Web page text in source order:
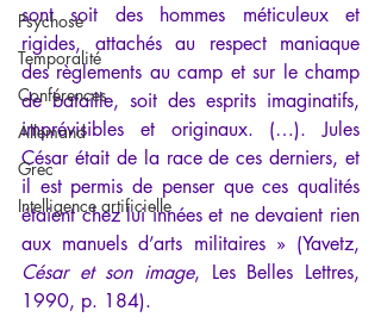
Psychose
Temporalité
Conférences
Allemand
Grec
Intelligence artificielle
sont soit des hommes méticuleux et
rigides, attachés au respect maniaque
des règlements au camp et sur le champ
de bataille, soit des esprits imaginatifs,
imprévisibles et originaux. (…). Jules
César était de la race de ces derniers, et
il est permis de penser que ces qualités
étaient chez lui innées et ne devaient rien
César et son image, Les Belles Lettres,
1990, p. 184).